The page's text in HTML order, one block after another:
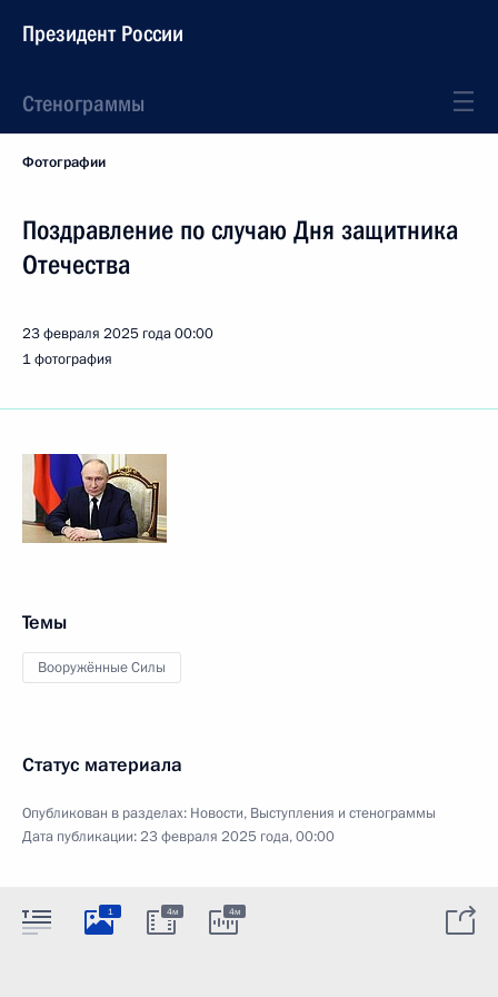
Президент России
Стенограммы
Фотографии
Поздравление по случаю Дня защитника
Отечества
23 февраля 2025 года00:00
1 фотография
Темы
Вооружённые Силы
Статус материала
Опубликован в разделах: Новости, Выступления и стенограммы
Дата публикации:23 февраля 2025 года, 00:00
1 4м 4м